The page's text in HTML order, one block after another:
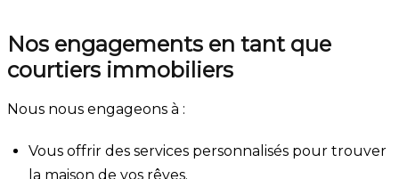
Nos engagements en tant que
courtiers immobiliers
Nous nous engageons à :
Vous offrir des services personnalisés pour trouver
la maison de vos rêves.